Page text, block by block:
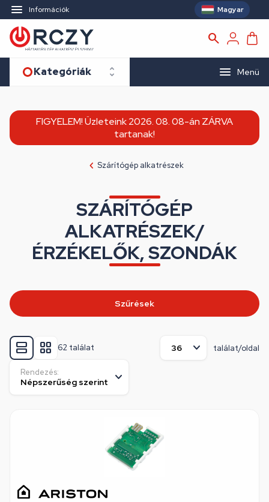
Információk Magyar
Kategóriák Menü
FIGYELEM! Üzleteink 2026. 08. 08-án ZÁRVA
tartanak!
Szárítógép alkatrészek
SZÁRÍTÓGÉP
ALKATRÉSZEK/
ÉRZÉKELŐK, SZONDÁK
62 találat találat/oldal
Rendezés:
Szűrések